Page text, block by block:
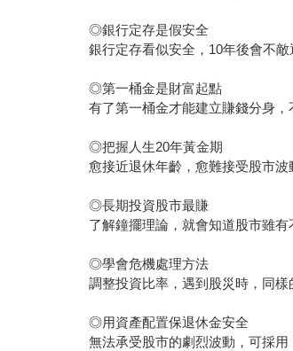
◎銀行定存是假安全
銀行定存看似安全，10年後會不
◎第一桶金是財富起點
有了第一桶金才能建立賺錢分身，
◎把握人生20年黃金期
愈接近退休年齡，愈難接受股市波
◎長期投資股市最賺
了解鐘擺理論，就會知道股市雖
◎學會危機處理方法
調整投資比率，遇到股災時，同樣
◎用資產配置保退休金安全
無法承受股市的劇烈波動，可採